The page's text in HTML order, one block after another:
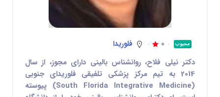
محبوب 0
فلوریدا
دکتر نیلی فلاح، روانشناس بالینی دارای مجوز، از سال
2014 به تیم مرکز پزشکی تلفیقی فلوریدای جنوبی
(South Florida Integrative Medicine) پیوسته